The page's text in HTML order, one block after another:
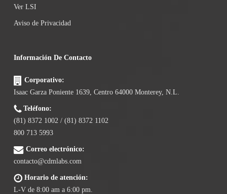
Ver LSI
Aviso de Privacidad
Información De Contacto
Corporativo:
Isaac Garza Poniente 1639, Centro 64000 Monterey, N.L.
Teléfono:
(81) 8372 1002 / (81) 8372 1102
800 713 5993
Correo electrónico:
contacto@cdmlabs.com
Horario de atención:
L-V de 8:00 am a 6:00 pm.